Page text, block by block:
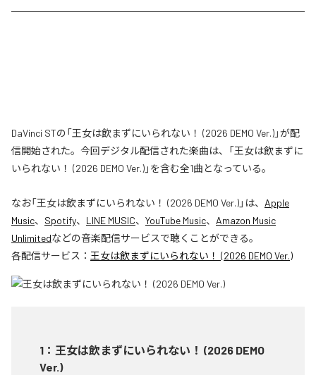
DaVinci STの「王女は飲まずにいられない！ (2026 DEMO Ver.)」が配
信開始された。今回デジタル配信された楽曲は、「王女は飲まずに
いられない！ (2026 DEMO Ver.)」を含む全1曲となっている。
なお「王女は飲まずにいられない！ (2026 DEMO Ver.)」は、 Apple
Music、 Spotify、 LINE MUSIC、 YouTube Music、 Amazon Music
Unlimitedなどの音楽配信サービスで聴くことができる。
各配信サービス： 王女は飲まずにいられない！ (2026 DEMO Ver.)
1 ： 王女は飲まずにいられない！ (2026 DEMO
Ver.)